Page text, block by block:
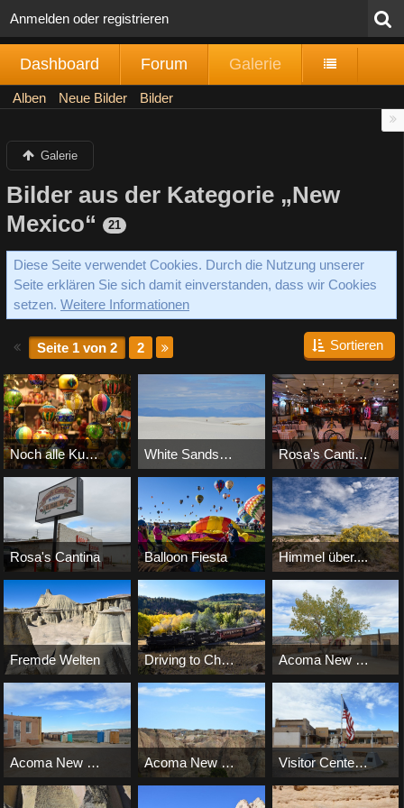
Anmelden oder registrieren
Dashboard Forum Galerie
Alben Neue Bilder Bilder
Galerie
Bilder aus der Kategorie „New
Mexico“
21
Diese Seite verwendet Cookies. Durch die Nutzung unserer
Seite erklären Sie sich damit einverstanden, dass wir Cookies
setzen. Weitere Informationen
Seite 1 von 2 2 Sortieren
Noch alle Kugeln am Baum?
Bernd -4. Januar 2019
32.775
White Sands NM
Birdy-17. Dezember 2018
0 0
Rosa's Cantina El Paso NM
Birdy -17. Dezember
5.733
0 0
Rosa's Cantina
Birdy
17. Dezember 2018
12.855
0 0
Balloon Fiesta
Bernd
28. November 2018
20.543
0 0
Himmel über....
Bernd-12. November
15.306
0 0
Fremde Welten
Bernd- 7. November 2018
7.807
3 0
Driving to Chama
Bernd-14. Oktober 2018
17.927
0 0
Acoma New Mexico
Birdy-27. April 2017
12.262
0 0
Acoma New Mexico
Birdy-27. April 2017
11.176
0 0
Acoma New Mexico
Birdy -27. April 2017
0
Visitor Center Acoma Indianer Siedlung
Birdy-27. April 2017
2.686
0 0